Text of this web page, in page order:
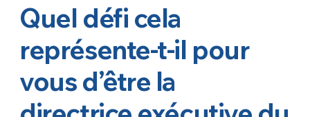
Quel défi cela
représente-t-il pour
vous d’être la